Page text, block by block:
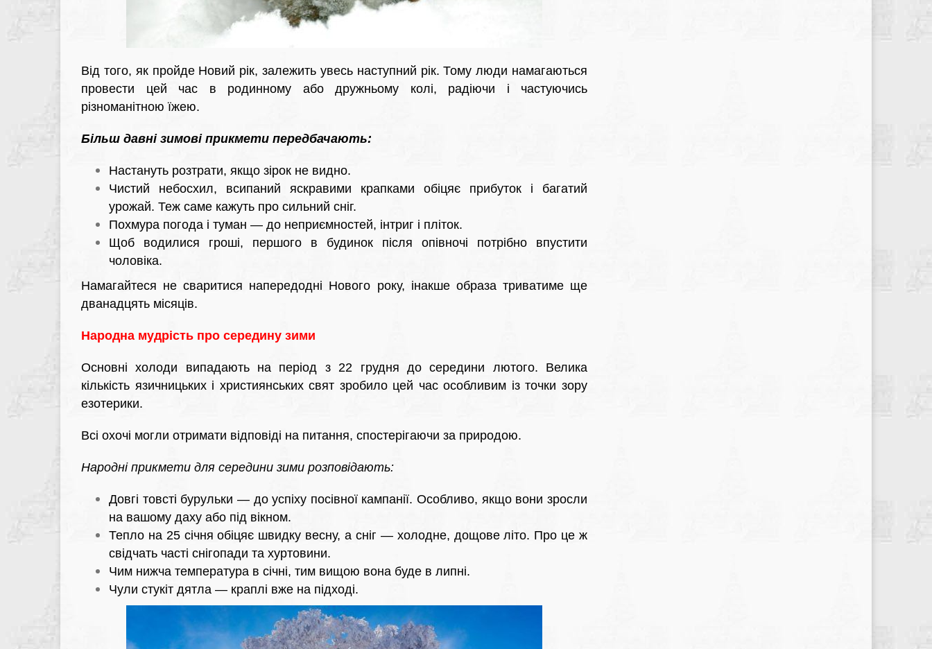
Від того, як пройде Новий рік, залежить увесь наступний рік. Тому люди намагаються
провести цей час в родинному або дружньому колі, радіючи і частуючись
різноманітною їжею.
Більш давні зимові прикмети передбачають:
Настануть розтрати, якщо зірок не видно.
Чистий небосхил, всипаний яскравими крапками обіцяє прибуток і багатий
урожай. Теж саме кажуть про сильний сніг.
Похмура погода і туман — до неприємностей, інтриг і пліток.
Щоб водилися гроші, першого в будинок після опівночі потрібно впустити
чоловіка.
Намагайтеся не сваритися напередодні Нового року, інакше образа триватиме ще
дванадцять місяців.
Народна мудрість про середину зими
Основні холоди випадають на період з 22 грудня до середини лютого. Велика
кількість язичницьких і християнських свят зробило цей час особливим із точки зору
езотерики.
Всі охочі могли отримати відповіді на питання, спостерігаючи за природою.
Народні прикмети для середини зими розповідають:
Довгі товсті бурульки — до успіху посівної кампанії. Особливо, якщо вони зросли
на вашому даху або під вікном.
Тепло на 25 січня обіцяє швидку весну, а сніг — холодне, дощове літо. Про це ж
свідчать часті снігопади та хуртовини.
Чим нижча температура в січні, тим вищою вона буде в липні.
Чули стукіт дятла — краплі вже на підході.